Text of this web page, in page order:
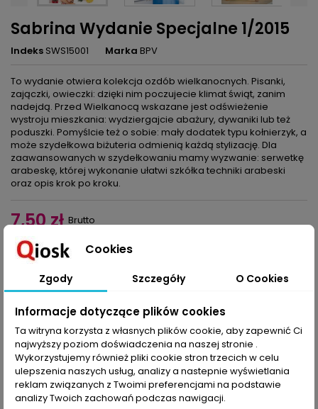
Sabrina Wydanie Specjalne 1/2015
Indeks SWS15001 Marka BPV
To wydanie otwiera kolekcja ozdób wielkanocnych. Pisanki,
zajączki, owieczki: dzięki nim poczujecie klimat świąt, zanim
nadejdą. Przed Wielkanocą wskazane jest odświeżenie
wystroju mieszkania: wydziergajcie abażury, dywaniki lub też
poduszki. Pomyślcie też o sobie: mały dodatek typu kołnierzyk, a
może szydełkowa biżuteria odmienią każdą stylizację. Dla
zaawansowanych w szydełkowaniu mamy wyzwanie: serwetkę
arabeskę, której wykonanie ułatwi szkółka techniki arabeski
oraz opis krok po kroku.
7,50 zł Brutto
Ilość 
OPIS SZCZEGÓŁY PRODUKTU
To wydanie otwiera kolekcja ozdób wielkanocnych. Pisanki,
zajączki, owieczki: dzięki nim poczujecie klimat świąt, zanim
Cookies
Zgody Szczegóły O Cookies
Informacje dotyczące plików cookies
Ta witryna korzysta z własnych plików cookie, aby zapewnić Ci
najwyższy poziom doświadczenia na naszej stronie .
Wykorzystujemy również pliki cookie stron trzecich w celu
ulepszenia naszych usług, analizy a nastepnie wyświetlania
reklam związanych z Twoimi preferencjami na podstawie
analizy Twoich zachowań podczas nawigacji.